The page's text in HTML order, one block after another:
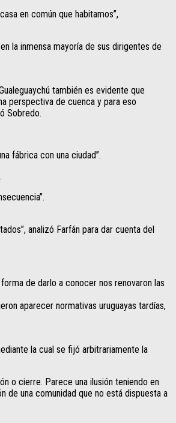
en común que habitamos”,
la inmensa mayoría de sus dirigentes de
también es evidente que
perspectiva de cuenca y para eso
Sobredo.
fábrica con una ciudad”.
analizó Farfán para dar cuenta del
de darlo a conocer nos renovaron las
aparecer normativas uruguayas tardías,
la cual se fijó arbitrariamente la
o cierre. Parece una ilusión teniendo en
de una comunidad que no está dispuesta a